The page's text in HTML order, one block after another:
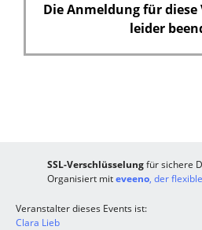
Die Anmeldung für
leider
SSL-Verschlüsselungfür sichere
Organisiert miteveeno, der
Veranstalter dieses Events ist:
Clara Lieb